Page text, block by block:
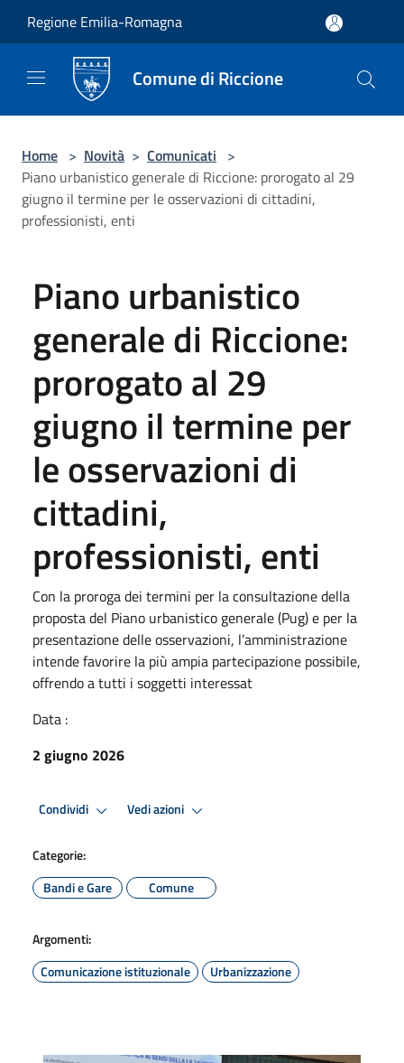
Regione Emilia-Romagna
Comune di Riccione
Home > Novità > Comunicati >
Piano urbanistico generale di Riccione: prorogato al 29
giugno il termine per le osservazioni di cittadini,
professionisti, enti
Piano urbanistico
generale di Riccione:
prorogato al 29
giugno il termine per
le osservazioni di
cittadini,
professionisti, enti
Con la proroga dei termini per la consultazione della
proposta del Piano urbanistico generale (Pug) e per la
presentazione delle osservazioni, l’amministrazione
intende favorire la più ampia partecipazione possibile,
offrendo a tutti i soggetti interessat
Data :
2 giugno 2026
Condividi Vedi azioni
Categorie:
Bandi e Gare
Comune
Argomenti:
Comunicazione istituzionale
Urbanizzazione